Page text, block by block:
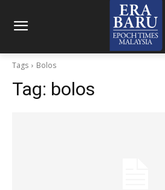
Tags Bolos
Tag: bolos